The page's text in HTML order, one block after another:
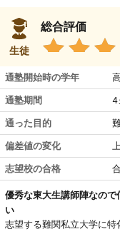
生徒
総合評価
通塾開始時の学年
通塾期間 4
通った目的
偏差値の変化
志望校の合格
優秀な東大生講師陣なので
い
志望する難関私立大学に特